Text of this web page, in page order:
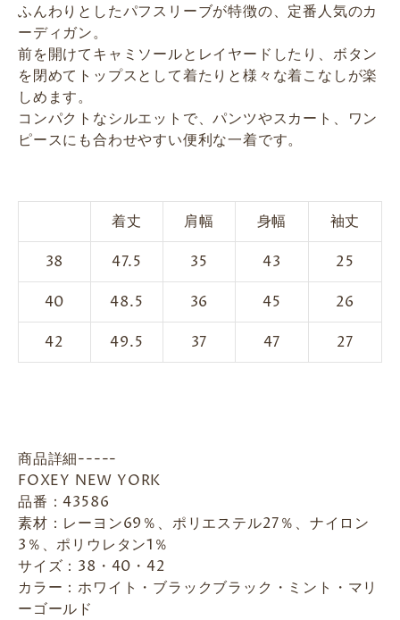
ふんわりとしたパフスリーブが特徴の、定番人気のカ
ーディガン。
前を開けてキャミソールとレイヤードしたり、ボタン
を閉めてトップスとして着たりと様々な着こなしが楽
しめます。
コンパクトなシルエットで、パンツやスカート、ワン
ピースにも合わせやすい便利な一着です。
着丈 肩幅 身幅 袖丈
38 47.5 35 43 25
40 48.5 36 45 26
42 49.5 37 47 27
商品詳細-----
FOXEY NEW YORK
品番：43586
素材：レーヨン69％、ポリエステル27％、ナイロン
3％、ポリウレタン1％
サイズ：38・40・42
カラー：ホワイト・ブラックブラック・ミント・マリ
ーゴールド